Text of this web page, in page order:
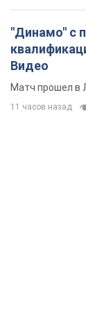
"Динамо" с
Видео
Матч прошел в
11 часов назад